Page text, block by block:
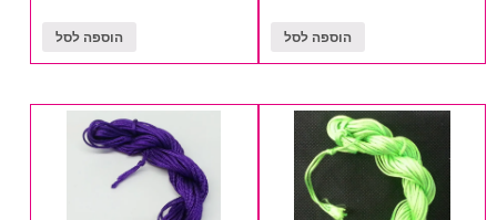
הוספה לסל הוספה לסל